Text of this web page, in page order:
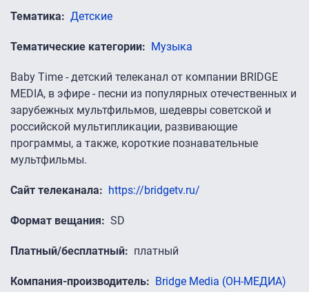
Тематика Детские
Тематические категории Музыка
Baby Time - детский телеканал от компании BRIDGE
MEDIA, в эфире - песни из популярных отечественных и
зарубежных мультфильмов, шедевры советской и
российской мультипликации, развивающие
программы, а также, короткие познавательные
мультфильмы.
Сайт телеканала https://bridgetv.ru/
Формат вещания SD
Платный/бесплатный платный
Компания-производитель Bridge Media (ОН-МЕДИА)